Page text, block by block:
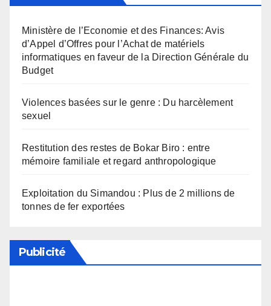
Ministère de l’Economie et des Finances: Avis
d’Appel d’Offres pour l’Achat de matériels
informatiques en faveur de la Direction Générale du
Budget
Violences basées sur le genre : Du harcèlement
sexuel
Restitution des restes de Bokar Biro : entre
mémoire familiale et regard anthropologique
Exploitation du Simandou : Plus de 2 millions de
tonnes de fer exportées
Publicité